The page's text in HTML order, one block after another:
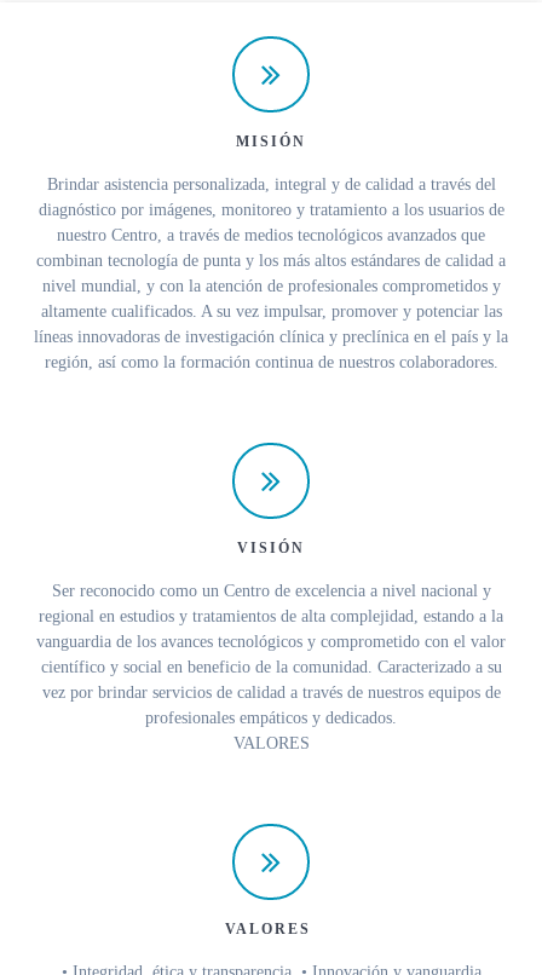
MISIÓN
Brindar asistencia personalizada, integral y de calidad a través del
diagnóstico por imágenes, monitoreo y tratamiento a los usuarios de
nuestro Centro, a través de medios tecnológicos avanzados que
combinan tecnología de punta y los más altos estándares de calidad a
nivel mundial, y con la atención de profesionales comprometidos y
altamente cualificados. A su vez impulsar, promover y potenciar las
líneas innovadoras de investigación clínica y preclínica en el país y la
región, así como la formación continua de nuestros colaboradores.
VISIÓN
Ser reconocido como un Centro de excelencia a nivel nacional y
regional en estudios y tratamientos de alta complejidad, estando a la
vanguardia de los avances tecnológicos y comprometido con el valor
científico y social en beneficio de la comunidad. Caracterizado a su
vez por brindar servicios de calidad a través de nuestros equipos de
profesionales empáticos y dedicados.
VALORES
VALORES